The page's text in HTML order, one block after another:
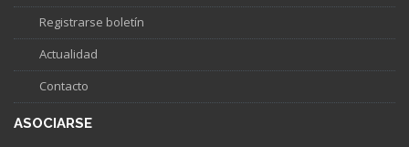
Registrarse boletín
Actualidad
Contacto
ASOCIARSE